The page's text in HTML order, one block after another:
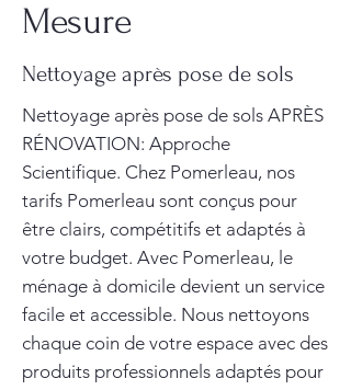
Mesure
Nettoyage après pose de sols
Nettoyage après pose de sols APRÈS
RÉNOVATION: Approche
Scientifique. Chez Pomerleau, nos
tarifs Pomerleau sont conçus pour
être clairs, compétitifs et adaptés à
votre budget. Avec Pomerleau, le
ménage à domicile devient un service
facile et accessible. Nous nettoyons
chaque coin de votre espace avec des
produits professionnels adaptés pour